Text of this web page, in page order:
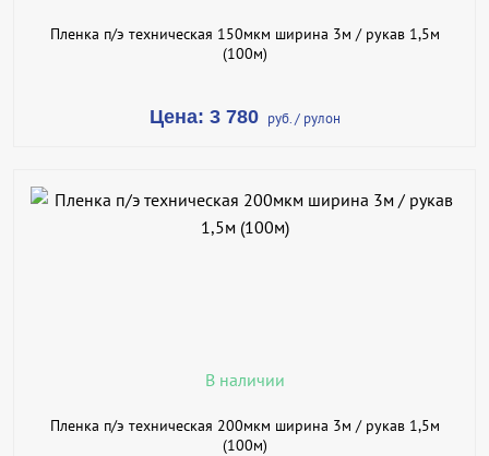
Пленка п/э техническая 150мкм ширина 3м / рукав 1,5м
(100м)
Цена: 3 780 руб. / рулон
В КОРЗИНУ
В наличии
Пленка п/э техническая 200мкм ширина 3м / рукав 1,5м
(100м)